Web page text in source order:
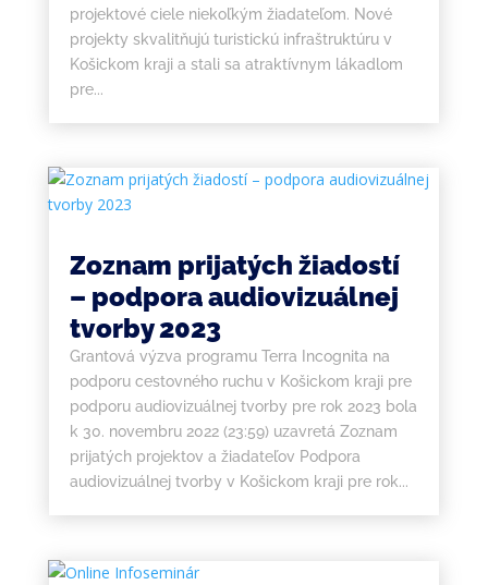
projektové ciele niekoľkým žiadateľom. Nové
projekty skvalitňujú turistickú infraštruktúru v
Košickom kraji a stali sa atraktívnym lákadlom
pre...
Zoznam prijatých žiadostí
– podpora audiovizuálnej
tvorby 2023
Grantová výzva programu Terra Incognita na
podporu cestovného ruchu v Košickom kraji pre
podporu audiovizuálnej tvorby pre rok 2023 bola
k 30. novembru 2022 (23:59) uzavretá Zoznam
prijatých projektov a žiadateľov Podpora
audiovizuálnej tvorby v Košickom kraji pre rok...